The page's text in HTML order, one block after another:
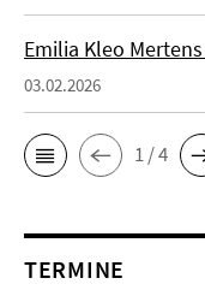
Emilia Kleo
03.02.2026
1 / 4
TERMINE